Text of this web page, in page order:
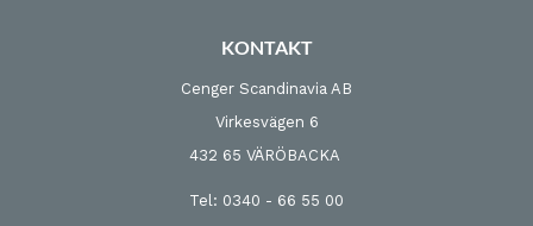
KONTAKT
Cenger Scandinavia AB
Virkesvägen 6
432 65 VÄRÖBACKA
Tel: 0340 - 66 55 00